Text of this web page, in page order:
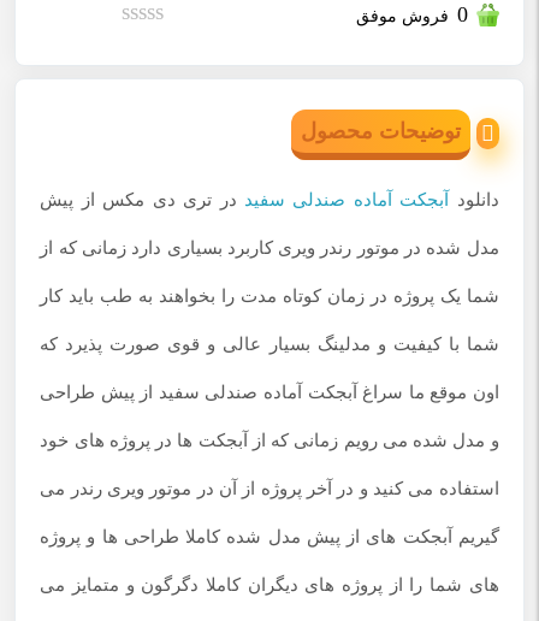
0 فروش موفق
0
توضیحات محصول
دانلود آبجکت آماده صندلی سفید در تری دی مکس از پیش
مدل شده در موتور رندر ویری کاربرد بسیاری دارد زمانی که از
شما یک پروژه در زمان کوتاه مدت را بخواهند به طب باید کار
شما با کیفیت و مدلینگ بسیار عالی و قوی صورت پذیرد که
اون موقع ما سراغ آبجکت آماده صندلی سفید از پیش طراحی
و مدل شده می رویم زمانی که از آبجکت ها در پروژه های خود
استفاده می کنید و در آخر پروژه از آن در موتور ویری رندر می
گیریم آبجکت های از پیش مدل شده کاملا طراحی ها و پروژه
های شما را از پروژه های دیگران کاملا دگرگون و متمایز می